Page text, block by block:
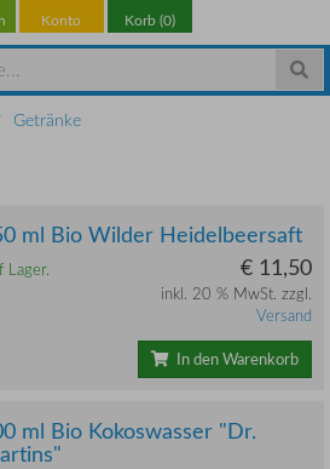
Konto Korb (0)
Getränke
ml Bio Wilder Heidelbeersaft
Lager. € 11,50
inkl. 20 % MwSt. zzgl.
Versand
In den Warenkorb
ml Bio Kokoswasser "Dr.